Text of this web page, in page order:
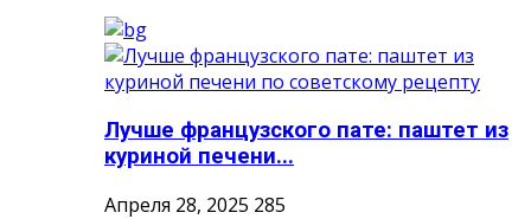
Лучше французского пате: паштет из
куриной печени...
Апреля 28, 2025 285